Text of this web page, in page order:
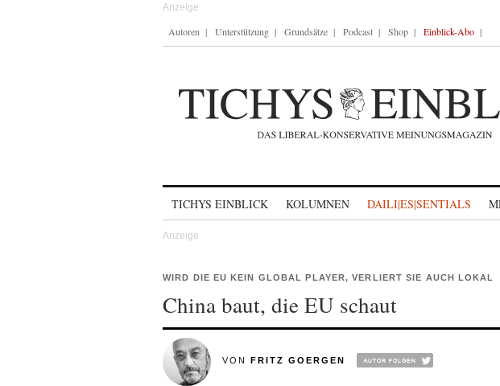
Autoren Unterstützung Grundsätze Podcast Shop Einblick-Abo
TICHYS EINBLICK KOLUMNEN DAILI|ES|SENTIALS
WIRD DIE EU KEIN GLOBAL PLAYER, VERLIERT SIE AUCH LOKAL
China baut, die EU schaut
VON FRITZ GOERGEN